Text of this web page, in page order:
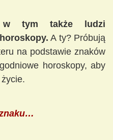
tym także ludzi
A ty? Próbują
na podstawie znaków
horoskopy, aby